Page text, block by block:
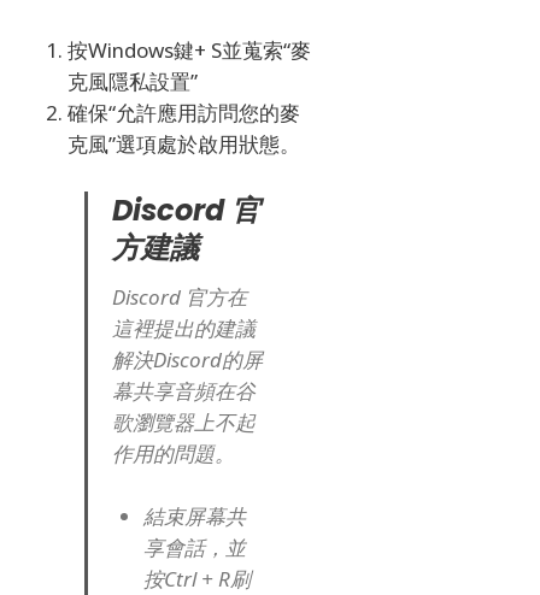
按Windows鍵+ S並蒐索“麥
克風隱私設置”
確保“允許應用訪問您的麥
克風”選項處於啟用狀態。
Discord 官
方建議
Discord 官方在
這裡提出的建議
解決Discord的屏
幕共享音頻在谷
歌瀏覽器上不起
作用的問題。
結束屏幕共
享會話，並
按Ctrl + R刷